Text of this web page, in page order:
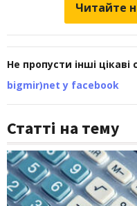
Читайте
Не пропусти інші
bigmir)net у facebook
Статті на тему